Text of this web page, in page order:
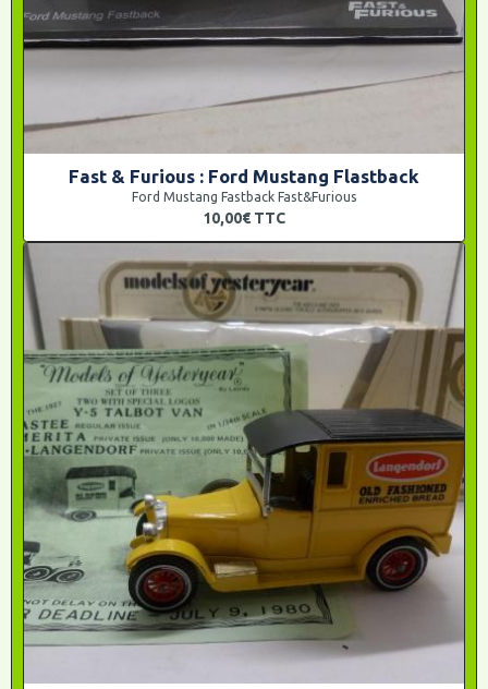
Fast & Furious : Ford Mustang Flastback
Ford Mustang Fastback Fast&Furious
10,00€ TTC